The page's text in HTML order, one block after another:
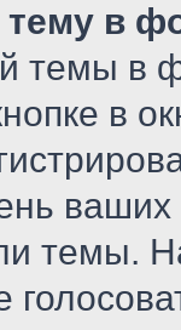
тему в
темы в
в
ваших
темы.